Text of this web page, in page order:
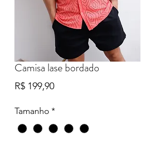
Camisa lase bordado
R$ 199,90Preço
Tamanho *